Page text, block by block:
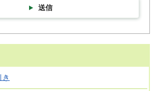
送信